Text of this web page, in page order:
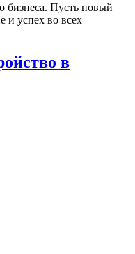
бизнеса. Пусть новый
и успех во всех
в